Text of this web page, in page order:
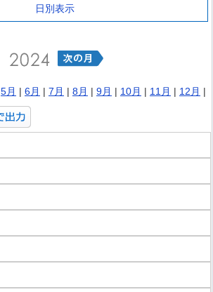
日別表示
5月 | 6月 | 7月 | 8月 | 9月 | 10月 | 11月 | 12月 |